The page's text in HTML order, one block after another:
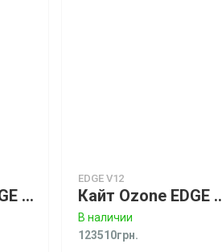
Кайт Ozone EDGE V11 Orange Kite only
EDGE V12
Кайт Ozone EDGE
В наличии
123510грн.